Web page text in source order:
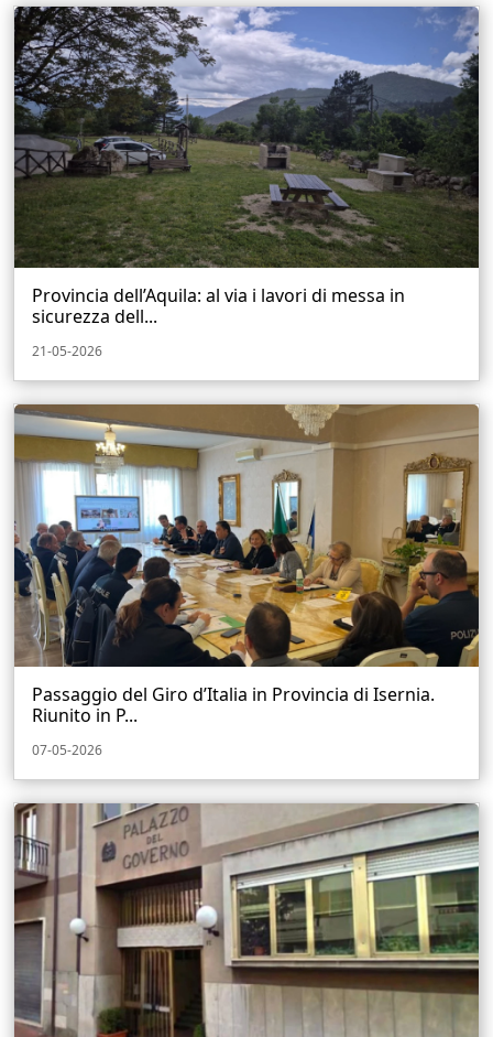
Provincia dell’Aquila: al via i lavori di messa in
sicurezza dell...
21-05-2026
Passaggio del Giro d’Italia in Provincia di Isernia.
Riunito in P...
07-05-2026